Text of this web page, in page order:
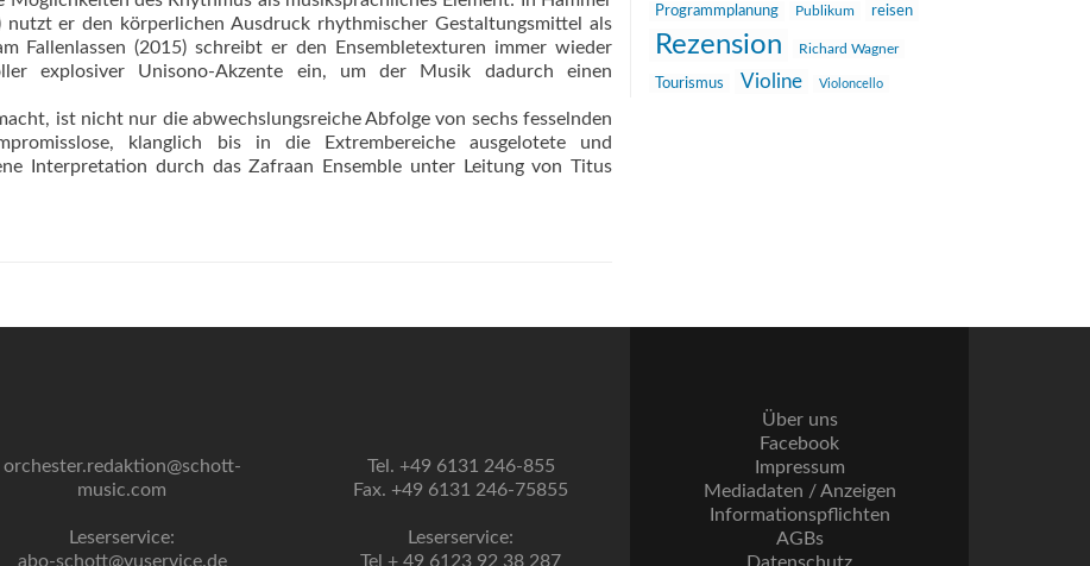
er den körperlichen Ausdruck rhythmischer Gestaltungsmittel als
Fallenlassen (2015) schreibt er den Ensembletexturen immer wieder
explosiver Unisono-Akzente ein, um der Musik dadurch einen
ist nicht nur die abwechslungsreiche Abfolge von sechs fesselnden
klanglich bis in die Extrembereiche ausgelotete und
Interpretation durch das Zafraan Ensemble unter Leitung von Titus
Programmplanung Publikum reisen
Rezension Richard Wagner
Tourismus Violine Violoncello
orchester.redaktion@schott-
music.com
Leserservice:
abo-schott@vuservice.de
Tel. +49 6131 246-855
Fax. +49 6131 246-75855
Leserservice:
Tel + 49 6123 92 38 287
Über uns
Facebook
Impressum
Mediadaten / Anzeigen
Informationspflichten
AGBs